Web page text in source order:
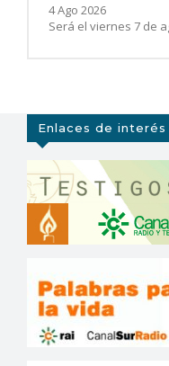
4 Ago 2026
Será el viernes 7 de
Enlaces de interés